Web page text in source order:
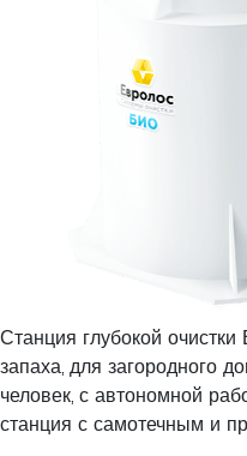
Станция глубокой
запаха, для загородного
человек, с автономной
станция с самотечным и